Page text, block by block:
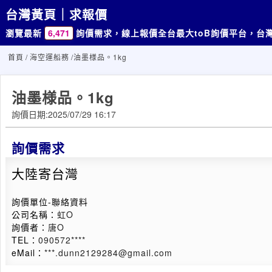
台灣黃頁｜求報價
瀏覽最新 6,471 詢價需求，線上報價全台最大toB詢價平台，台
首頁 /海空運船務 /油墨様品。1kg
油墨様品。1kg
詢價日期:2025/07/29 16:17
詢價需求
大陸寄台灣
詢價單位-聯絡資料
公司名稱： 虹O
詢價者： 唐O
TEL： 090572****
eMail： ***.dunn2129284@gmail.com